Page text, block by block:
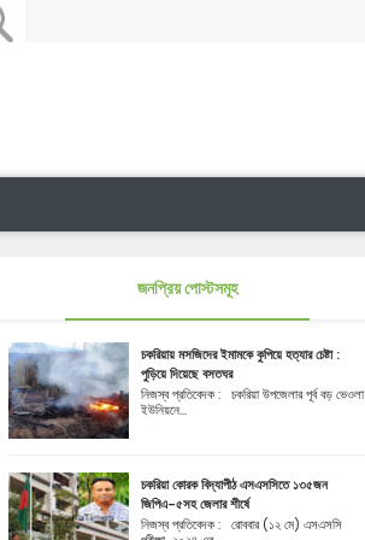
জনপ্রিয় পোস্টসমূহ
চকরিয়ায় মসজিদের ইমামকে কুপিয়ে হত্যার চেষ্টা :
পুড়িয়ে দিয়েছে বসতঘর
নিজস্ব প্রতিবেদক : চকরিয়া উপজেলার পূর্ব বড় ভেওলা
ইউনিয়নে...
চকরিয়া কোরক বিদ্যাপীঠ এসএসসিতে ১৩৫জন
জিপিএ-৫সহ জেলার শীর্ষে
নিজস্ব প্রতিবেদক : রোববার (১২ মে) এসএসসি